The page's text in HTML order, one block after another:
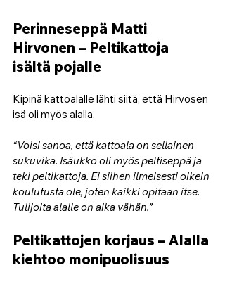
Perinneseppä Matti
Hirvonen – Peltikattoja
isältä pojalle
Kipinä kattoalalle lähti siitä, että Hirvosen
isä oli myös alalla.
“Voisi sanoa, että kattoala on sellainen
sukuvika. Isäukko oli myös peltiseppä ja
teki peltikattoja. Ei siihen ilmeisesti oikein
koulutusta ole, joten kaikki opitaan itse.
Tulijoita alalle on aika vähän.”
Peltikattojen korjaus – Alalla
kiehtoo monipuolisuus